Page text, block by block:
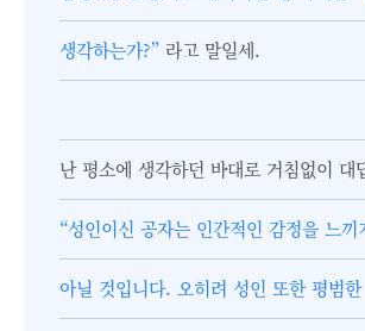
생각하는가?” 라고 말일세.
난 평소에 생각하던 바대로 거침없이 대
“성인이신 공자는 인간적인 감정을 느끼
아닐 것입니다. 오히려 성인 또한 평범